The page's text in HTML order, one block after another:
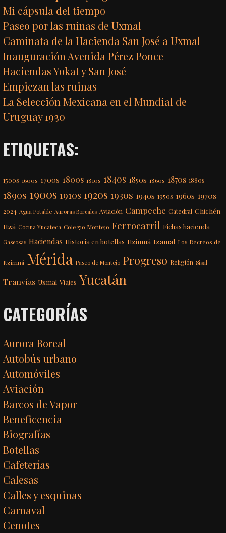
Mi cápsula del tiempo
Paseo por las ruinas de Uxmal
Caminata de la Hacienda San José a Uxmal
Inauguración Avenida Pérez Ponce
Haciendas Yokat y San José
Empiezan las ruinas
La Selección Mexicana en el Mundial de
Uruguay 1930
ETIQUETAS:
1500s 1600s 1700s 1800s 1810s 1840s 1850s 1860s 1870s 1880s
1890s 1900s 1910s 1920s 1930s 1940s 1950s 1960s 1970s
2024 Agua Potable Auroras Boreales Aviación Campeche Catedral Chichén
Itzá Cocina Yucateca Colegio Montejo Ferrocarril Fichas hacienda
Gaseosas Haciendas Historia en botellas Itzimná Izamal Los Recreos de
Itzimná Mérida Paseo de Montejo Progreso Religión Sisal
Tranvías Uxmal Viajes Yucatán
CATEGORÍAS
Aurora Boreal
Autobús urbano
Automóviles
Aviación
Barcos de Vapor
Beneficencia
Biografías
Botellas
Cafeterías
Calesas
Calles y esquinas
Carnaval
Cenotes